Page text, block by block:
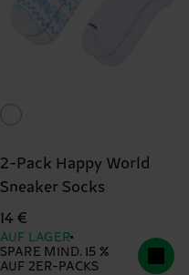
2-Pack Happy World
Sneaker Socks
14 €
AUF LAGER
SPARE MIND. 15 %
AUF 2ER-PACKS